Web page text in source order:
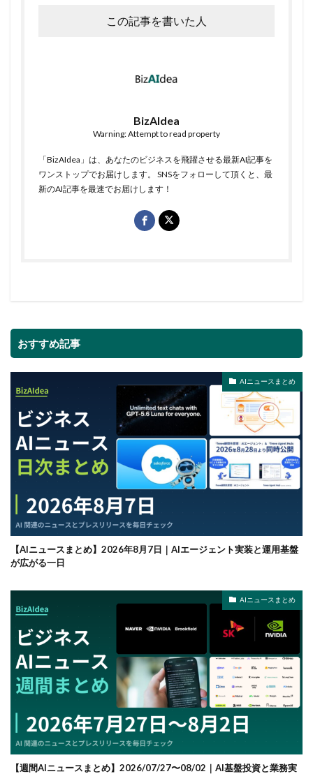
この記事を書いた人
BizAIdea
Warning: Attempt to read property
「BizAIdea」は、あなたのビジネスを飛躍させる最新AI記事を
ワンストップでお届けします。 SNSをフォローして頂くと、最
新のAI記事を最速でお届けします！
おすすめ記事
AIニュースまとめ
【AIニュースまとめ】2026年8月7日｜AIエージェント実装と運用基盤
が広がる一日
AIニュースまとめ
【週間AIニュースまとめ】2026/07/27〜08/02｜AI基盤投資と業務実